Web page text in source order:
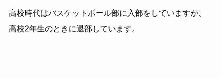
高校時代はバスケットボール部に入部をしていますが、
高校2年生のときに退部しています。